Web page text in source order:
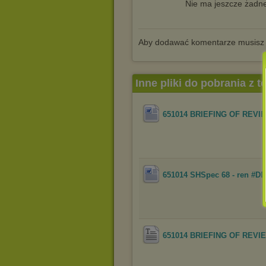
Nie ma jeszcze
Aby dodawać komentarze musisz
Inne pliki do pobrania z
651014 BRIEFING OF
651014 SHSpec 68 - ren #DD6
651014 BRIEFING OF